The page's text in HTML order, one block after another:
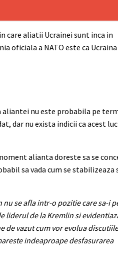
care aliatii Ucrainei sunt inca in
oficiala a NATO este ca Ucraina
aliantei nu este probabila pe
dar nu exista indicii ca acest
alianta doreste sa se
sa vada cum se stabilizeaza
se afla intr-o pozitie care sa-i
liderul de la Kremlin si
de vazut cum vor evolua discutiile
indeaproape desfasurarea